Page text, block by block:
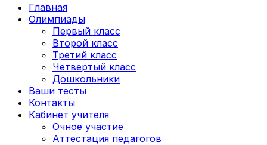
Главная
Олимпиады
Первый класс
Второй класс
Третий класс
Четвертый класс
Дошкольники
Ваши тесты
Контакты
Кабинет учителя
Очное участие
Аттестация педагогов